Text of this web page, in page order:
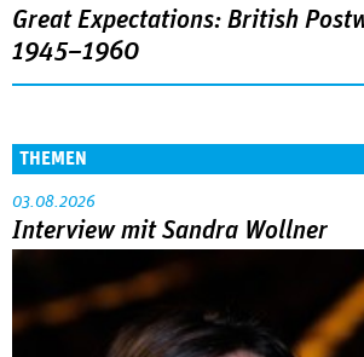
Great Expectations: British
1945–1960
THEMEN
03.08.2026
Interview mit Sandra Wollner